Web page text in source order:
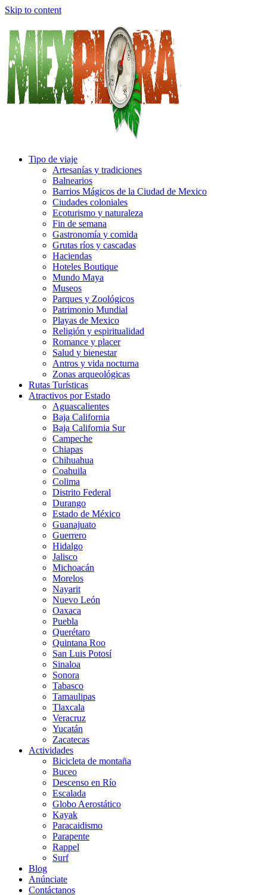
Skip to content
Tipo de viaje
Artesanías y tradiciones
Balnearios
Barrios Mágicos de la Ciudad de Mexico
Ciudades coloniales
Ecoturismo y naturaleza
Fin de semana
Gastronomía y comida
Grutas ríos y cascadas
Haciendas
Hoteles Boutique
Mundo Maya
Museos
Parques y Zoológicos
Patrimonio Mundial
Playas de Mexico
Religión y espiritualidad
Romance y placer
Salud y bienestar
Antros y vida nocturna
Zonas arqueológicas
Rutas Turísticas
Atractivos por Estado
Aguascalientes
Baja California
Baja California Sur
Campeche
Chiapas
Chihuahua
Coahuila
Colima
Distrito Federal
Durango
Estado de México
Guanajuato
Guerrero
Hidalgo
Jalisco
Michoacán
Morelos
Nayarit
Nuevo León
Oaxaca
Puebla
Querétaro
Quintana Roo
San Luis Potosí
Sinaloa
Sonora
Tabasco
Tamaulipas
Tlaxcala
Veracruz
Yucatán
Zacatecas
Actividades
Bicicleta de montaña
Buceo
Descenso en Río
Escalada
Globo Aerostático
Kayak
Paracaidismo
Parapente
Rappel
Surf
Blog
Anúnciate
Contáctanos